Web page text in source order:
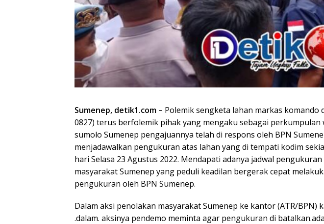
Sumenep, detik1.com – Polemik sengketa lahan markas komando
0827) terus berfolemik pihak yang mengaku sebagai perkumpulan
sumolo Sumenep pengajuannya telah di respons oleh BPN
menjadawalkan pengukuran atas lahan yang di tempati kodim
hari Selasa 23 Agustus 2022. Mendapati adanya jadwal
masyarakat Sumenep yang peduli keadilan bergerak cepat
pengukuran oleh BPN Sumenep.
Dalam aksi penolakan masyarakat Sumenep ke kantor (ATR/BPN)
.dalam. aksinya pendemo meminta agar pengukuran di